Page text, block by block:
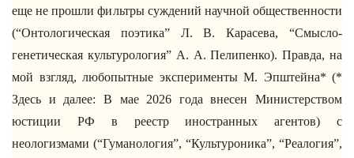
еще не прошли фильтры суждений научной общественности
(“Онтологическая поэтика” Л. В. Карасева, “Смысло-
генетическая культурология” А. А. Пелипенко). Правда, на
мой взгляд, любопытные эксперименты М. Эпштейна* (*
Здесь и далее: В мае 2026 года внесен Министерством
юстиции РФ в реестр иностранных агентов) с
неологизмами (“Гуманология”, “Культуроника”, “Реалогия”,